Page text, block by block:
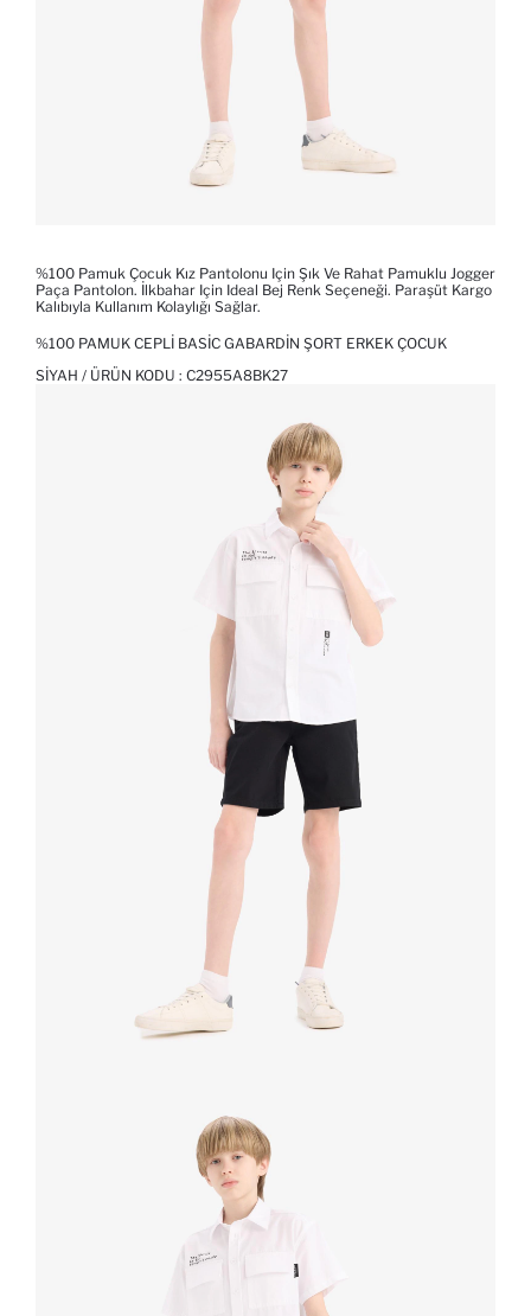
%100 Pamuk Çocuk Kız Pantolonu Için Şık Ve Rahat Pamuklu Jogger
Paça Pantolon. İlkbahar Için Ideal Bej Renk Seçeneği. Paraşüt Kargo
Kalıbıyla Kullanım Kolaylığı Sağlar.
%100 PAMUK CEPLI BASIC GABARDIN ŞORT ERKEK ÇOCUK
SIYAH / ÜRÜN KODU : C2955A8BK27